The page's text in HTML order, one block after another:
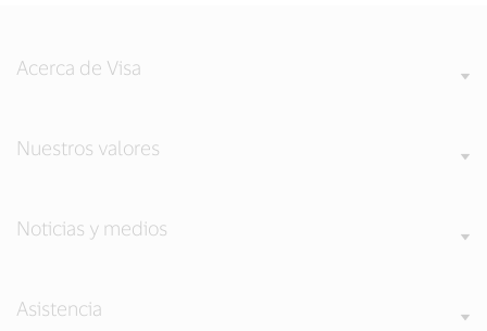
Acerca de Visa
Nuestros valores
Noticias y medios
Asistencia